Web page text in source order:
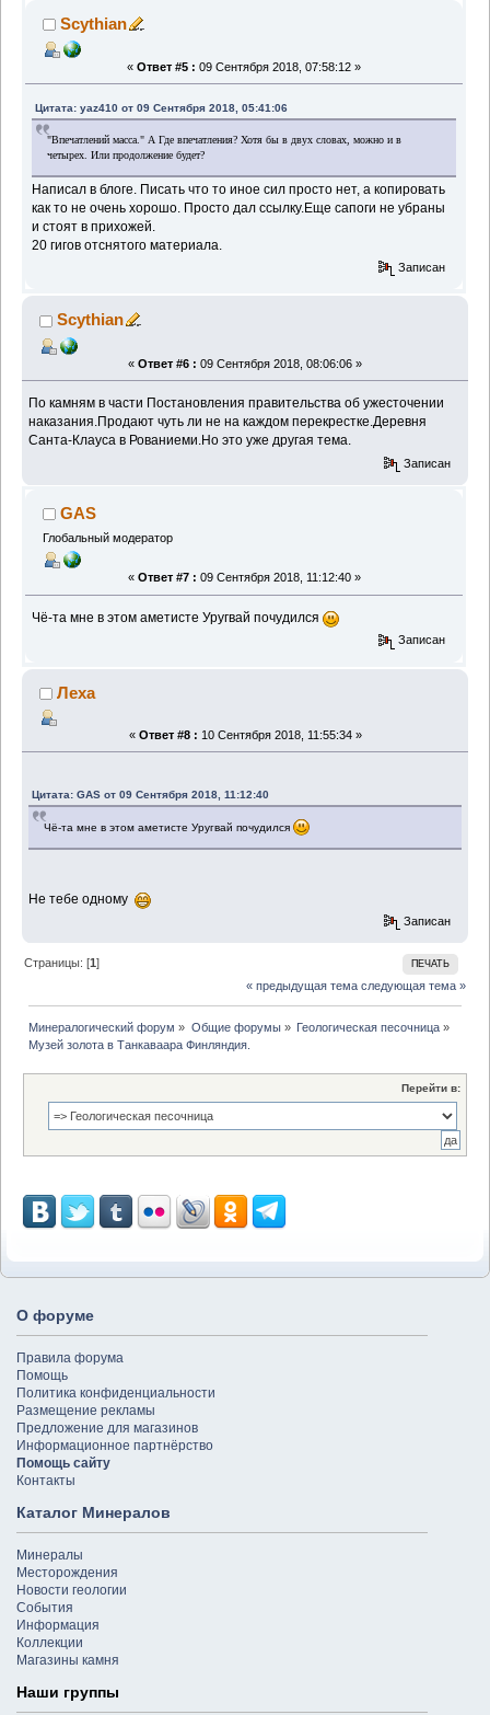
Scythian
« Ответ #5 : 09 Сентября 2018, 07:58:12 »
Цитата: yaz410 от 09 Сентября 2018, 05:41:06
"Впечатлений масса." А Где впечатления? Хотя бы в двух словах, можно и в
четырех. Или продолжение будет?
Написал в блоге. Писать что то иное сил просто нет, а копировать
как то не очень хорошо. Просто дал ссылку.Еще сапоги не убраны
и стоят в прихожей.
20 гигов отснятого материала.
Записан
Scythian
« Ответ #6 : 09 Сентября 2018, 08:06:06 »
По камням в части Постановления правительства об ужесточении
наказания.Продают чуть ли не на каждом перекрестке.Деревня
Санта-Клауса в Рованиеми.Но это уже другая тема.
Записан
GAS
Глобальный модератор
« Ответ #7 : 09 Сентября 2018, 11:12:40 »
Чё-та мне в этом аметисте Уругвай почудился
Записан
Леха
« Ответ #8 : 10 Сентября 2018, 11:55:34 »
Цитата: GAS от 09 Сентября 2018, 11:12:40
Чё-та мне в этом аметисте Уругвай почудился
Не тебе одному
Записан
ПЕЧАТЬ
Страницы: [1]
« предыдущая тема следующая тема »
Минералогический форум » Общие форумы» Геологическая песочница»
Музей золота в Танкаваара Финляндия.
Перейти в:
О форуме
Правила форума
Помощь
Политика конфиденциальности
Размещение рекламы
Предложение для магазинов
Информационное партнёрство
Помощь сайту
Контакты
Каталог Минералов
Минералы
Месторождения
Новости геологии
События
Информация
Коллекции
Магазины камня
Наши группы